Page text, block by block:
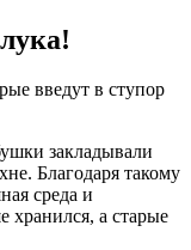
закладывали
Благодаря такому
среда и
хранился, а старые